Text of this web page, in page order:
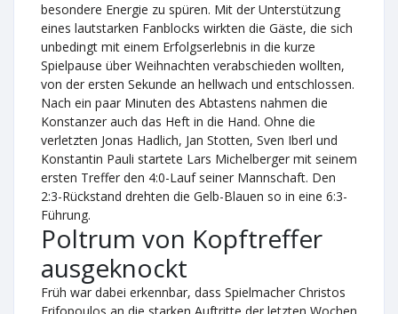
besondere Energie zu spüren. Mit der Unterstützung
eines lautstarken Fanblocks wirkten die Gäste, die sich
unbedingt mit einem Erfolgserlebnis in die kurze
Spielpause über Weihnachten verabschieden wollten,
von der ersten Sekunde an hellwach und entschlossen.
Nach ein paar Minuten des Abtastens nahmen die
Konstanzer auch das Heft in die Hand. Ohne die
verletzten Jonas Hadlich, Jan Stotten, Sven Iberl und
Konstantin Pauli startete Lars Michelberger mit seinem
ersten Treffer den 4:0-Lauf seiner Mannschaft. Den
2:3-Rückstand drehten die Gelb-Blauen so in eine 6:3-
Führung.
Poltrum von Kopftreffer
ausgeknockt
Früh war dabei erkennbar, dass Spielmacher Christos